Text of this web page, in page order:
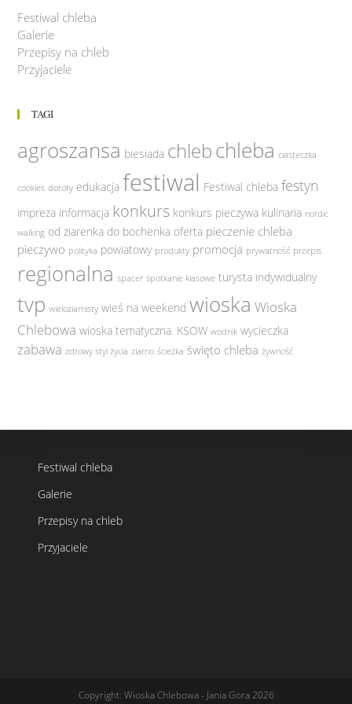
Festiwal chleba
Galerie
Przepisy na chleb
Przyjaciele
TAGI
agroszansa biesiada chlebchleba ciasteczka
cookies doroty edukacja festiwal Festiwal chleba festyn
impreza informacja konkurs konkurs pieczywa kulinaria nordic
walking od ziarenka do bochenka oferta pieczenie chleba
pieczywo polityka powiatowy produkty promocja prywatność przepis
regionalna spacer spotkanie klasowe turysta indywidualny
tvp wieloziarnisty wieś na weekend wioska Wioska
Chlebowa wioska tematyczna. KSOW wodnik wycieczka
zabawa zdrowy styl życia ziarno ścieżka święto chleba żywność
Festiwal chleba
Galerie
Przepisy na chleb
Przyjaciele
Copyright: Wioska Chlebowa - Jania Gora 2026